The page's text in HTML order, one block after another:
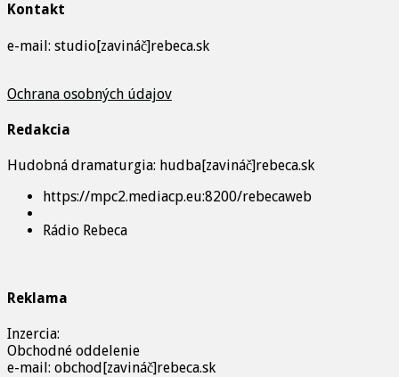
Kontakt
e-mail: studio[zavináč]rebeca.sk
Ochrana osobných údajov
Redakcia
Hudobná dramaturgia: hudba[zavináč]rebeca.sk
https://mpc2.mediacp.eu:8200/rebecaweb
Rádio Rebeca
Reklama
Inzercia:
Obchodné oddelenie
e-mail: obchod[zavináč]rebeca.sk